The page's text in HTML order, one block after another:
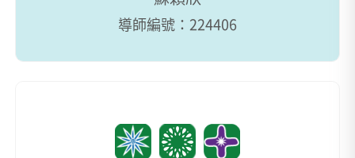
導師編號：224406